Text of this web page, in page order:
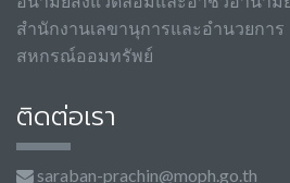
สำนักงานเลขานุการและอำนวยการ
สหกรณ์ออมทรัพย์
ติดต่อเรา
saraban-prachin@moph.go.th